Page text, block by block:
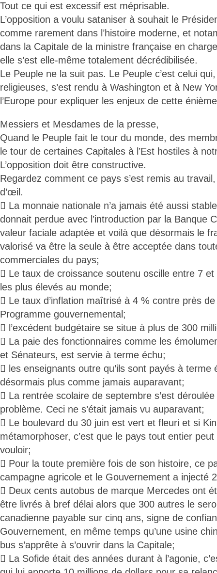
Tout ce qui est excessif est méprisable.
L’opposition a voulu sataniser à souhait le
comme rarement dans l’histoire moderne, et
dans la Capitale de la ministre française en
elle s’est elle-même totalement décrédibilisée.
Le Peuple ne la suit pas. Le Peuple c’est celui
religieuses, s’est rendu à Washington et à New
l’Europe pour expliquer les enjeux de cette
Messiers et Mesdames de la presse,
Quand le Peuple fait le tour du monde, des
le tour de certaines Capitales à l’Est hostiles à
L’opposition doit être constructive.
Regardez comment ce pays s’est remis au
d’œil.
 La monnaie nationale n’a jamais été aussi
donnait perdue avec l’introduction par la Banque
valeur faciale adaptée et voilà que désormais le
valorisé va être la seule à être acceptée dans
commerciales du pays;
 Le taux de croissance soutenu oscille entre 7
les plus élevés au monde;
 Le taux d’inflation maîtrisé à 4 % contre près
Programme gouvernemental;
 l’excédent budgétaire se situe à plus de 300
 La paie des fonctionnaires comme les
et Sénateurs, est servie à terme échu;
 les enseignants outre qu’ils sont payés à terme
désormais plus comme jamais auparavant;
 La rentrée scolaire de septembre s’est
problème. Ceci ne s’était jamais vu auparavant;
 Le boulevard du 30 juin est vert et fleuri et si
métamorphoser, c’est que le pays tout entier peut
vouloir;
 Pour la toute première fois de son histoire, ce
campagne agricole et le Gouvernement a injecté
 Deux cents autobus de marque Mercedes ont
être livrés à bref délai alors que 300 autres le
canadienne payable sur cinq ans, signe de
Gouvernement, en même temps qu’une usine
bus s’apprête à s’ouvrir dans la Capitale;
 La Sofide était des années durant à l’agonie,